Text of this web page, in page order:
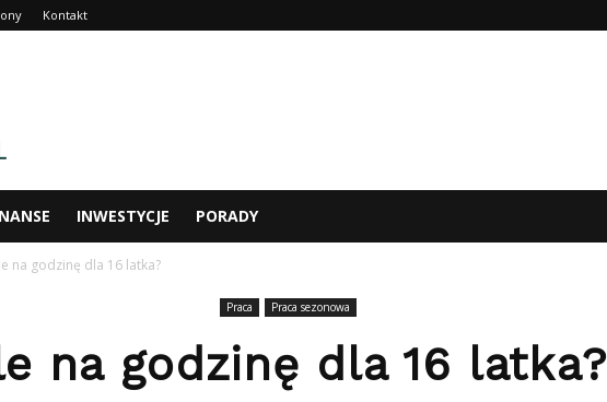
Kontakt
INWESTYCJE PORADY
na godzinę dla 16 latka?
Praca Praca sezonowa
na godzinę dla 16 latka?